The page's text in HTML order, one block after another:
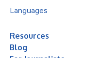
Languages
Resources
Blog